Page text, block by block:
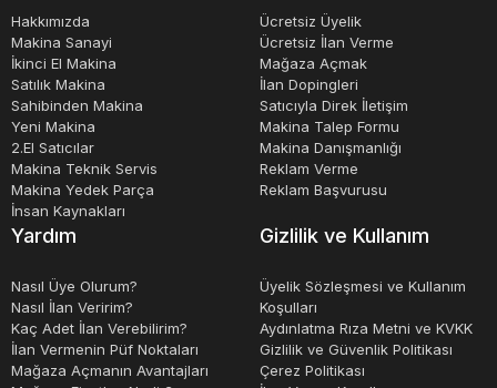
Şişirme makinaları, aynı zamanda ürünlerin kalitesinin
arttırılmasına da yardımcı olurlar. Bu makineler, ürünlerin
homojen bir şekilde şişirilmesini sağlarlar ve ürünlerin
düzgün bir şekilde şekillenmesini garanti ederler. Şişirme
makinaları ayrıca, farklı boyutlarda ve şekillerde ürünlerin
üretimine olanak tanır.
kullanılan özel makinelerdir. Plastik filmler, torbalar,
şişeler, oyuncaklar, yastıklar, spor malzemeleri, lastikler
ve daha birçok ürünün üretiminde kullanılırlar. Şişirme
makinaları, yüksek verimlilik, kaliteli üretim ve üretim
Hakkımızda
Makina Sanayi
İkinci El Makina
Satılık Makina
Sahibinden Makina
Yeni Makina
2.El Satıcılar
Makina Teknik Servis
Makina Yedek Parça
İnsan Kaynakları
Ücretsiz Üyelik
Ücretsiz İlan Verme
Mağaza Açmak
İlan Dopingleri
Satıcıyla Direk İletişim
Makina Talep Formu
Makina Danışmanlığı
Reklam Verme
Reklam Başvurusu
Yardım
Nasıl Üye Olurum?
Nasıl İlan Veririm?
Kaç Adet İlan Verebilirim?
İlan Vermenin Püf Noktaları
Mağaza Açmanın Avantajları
Gizlilik ve Kullanım
Üyelik Sözleşmesi ve Kullanım
Koşulları
Aydınlatma Rıza Metni ve KVKK
Gizlilik ve Güvenlik Politikası
Çerez Politikası